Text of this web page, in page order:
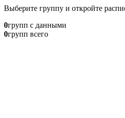
Выберите группу и откройте
0групп с данными
0групп всего